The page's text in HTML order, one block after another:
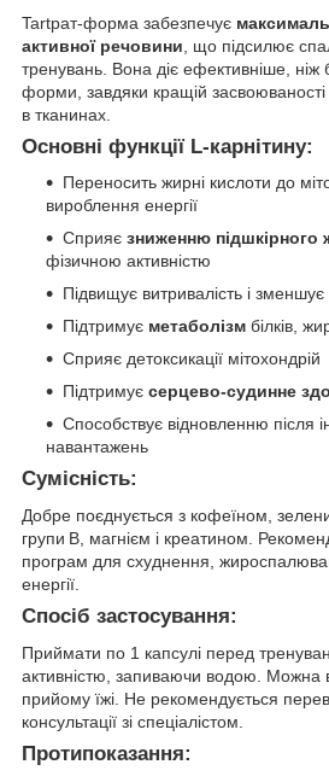
Tartрат‑форма забезпечує
активної речовини , що підсилює
тренувань. Вона діє ефективніше,
форми, завдяки кращій
в тканинах.
Основні функції L‑карнітину:
Переносить жирні кислоти до
вироблення енергії
Сприяє зниженню підшкірного
фізичною активністю
Підвищує витривалість і зменшує
Підтримує метаболізм білків,
Сприяє детоксикації мітохондрій
Підтримує серцево-судинне
Способствує відновленню після
навантажень
Сумісність:
Добре поєднується з кофеїном,
групи B, магнієм і креатином.
програм для схуднення,
енергії.
Спосіб застосування:
Приймати по 1 капсулі перед
активністю, запиваючи водою. Можна
прийому їжі. Не рекомендується
консультації зі спеціалістом.
Протипоказання: